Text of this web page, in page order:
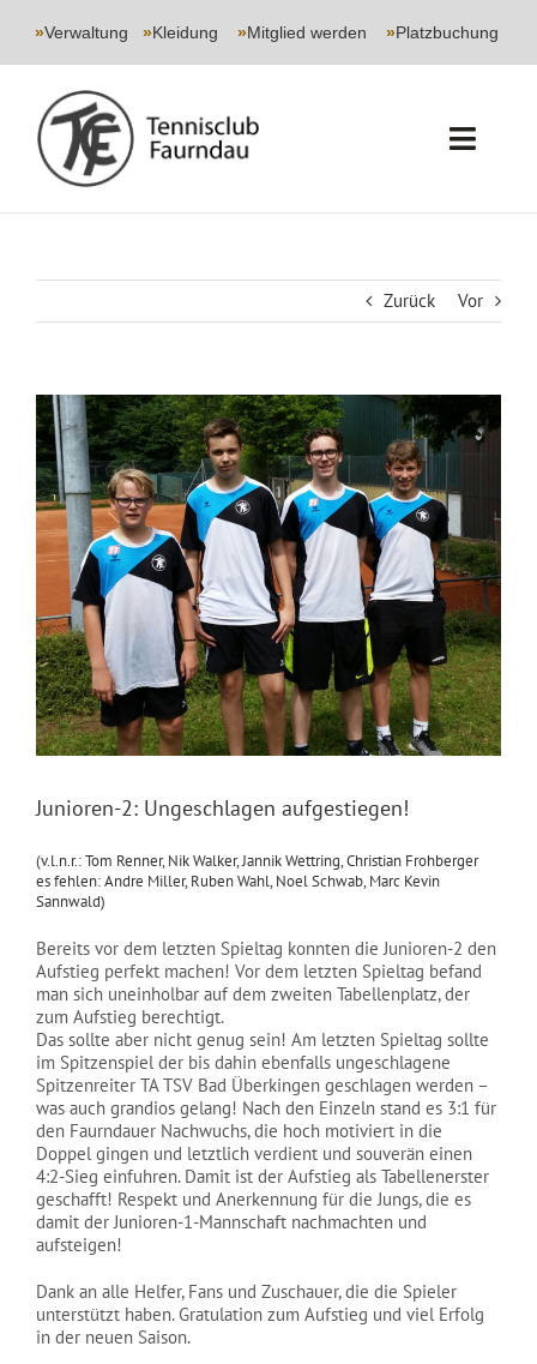
»Verwaltung »Kleidung »Mitglied werden »Platzbuchung
JUGEND
EVENTS
NEWS
Zurück Vor
Zeige
grösseres
Bild
Junioren-2: Ungeschlagen aufgestiegen!
(v.l.n.r.: Tom Renner, Nik Walker, Jannik Wettring, Christian Frohberger
es fehlen: Andre Miller, Ruben Wahl, Noel Schwab, Marc Kevin
Sannwald)
Bereits vor dem letzten Spieltag konnten die Junioren-2 den
Aufstieg perfekt machen! Vor dem letzten Spieltag befand
man sich uneinholbar auf dem zweiten Tabellenplatz, der
zum Aufstieg berechtigt.
Das sollte aber nicht genug sein! Am letzten Spieltag sollte
im Spitzenspiel der bis dahin ebenfalls ungeschlagene
Spitzenreiter TA TSV Bad Überkingen geschlagen werden –
was auch grandios gelang! Nach den Einzeln stand es 3:1 für
den Faurndauer Nachwuchs, die hoch motiviert in die
Doppel gingen und letztlich verdient und souverän einen
4:2-Sieg einfuhren. Damit ist der Aufstieg als Tabellenerster
geschafft! Respekt und Anerkennung für die Jungs, die es
damit der Junioren-1-Mannschaft nachmachten und
aufsteigen!
Dank an alle Helfer, Fans und Zuschauer, die die Spieler
unterstützt haben. Gratulation zum Aufstieg und viel Erfolg
in der neuen Saison.